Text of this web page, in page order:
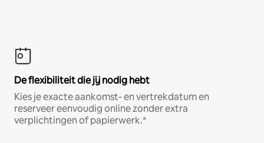
De flexibiliteit die jij nodig hebt
Kies je exacte aankomst- en vertrekdatum en
reserveer eenvoudig online zonder extra
verplichtingen of papierwerk.*